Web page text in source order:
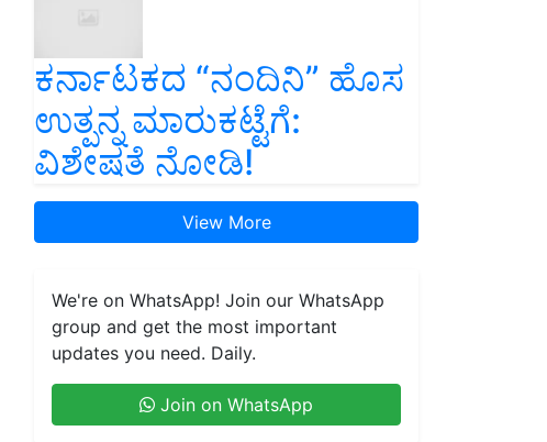
ಕರ್ನಾಟಕದ “ನಂದಿನಿ” ಹೊಸ
ಉತ್ಪನ್ನ ಮಾರುಕಟ್ಟೆಗೆ:
ವಿಶೇಷತೆ ನೋಡಿ!
View More
We're on WhatsApp! Join our WhatsApp
group and get the most important
updates you need. Daily.
Join on WhatsApp